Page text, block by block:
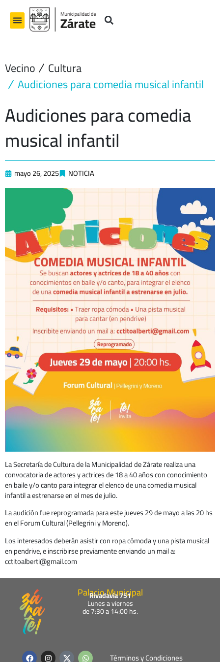
contenido
Vecino Cultura
Audiciones para comedia musical infantil
Audiciones para comedia
musical infantil
mayo 26, 2025 NOTICIA
La Secretaría de Cultura de la Municipalidad de Zárate realiza una
convocatoria de actores y actrices de 18 a 40 años con conocimiento
en baile y/o canto para integrar el elenco de una comedia musical
infantil a estrenarse en el mes de julio.
La audición fue reprogramada para este jueves 29 de mayo a las 20 hs
en el Forum Cultural (Pellegrini y Moreno).
Los interesados deberán asistir con ropa cómoda y una pista musical
en pendrive, e inscribirse previamente enviando un mail a:
cctitoalberti@gmail.com
Palacio Municipal
Rivadavia 751
Lunes a viernes
de 7:30 a 14:00 hs.
F I W Términos y Condiciones